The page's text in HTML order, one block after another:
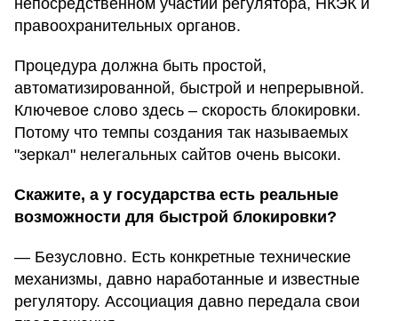
правоохранительных органов.
Процедура должна быть простой,
автоматизированной, быстрой и непрерывной.
Ключевое слово здесь – скорость блокировки.
Потому что темпы создания так называемых
"зеркал" нелегальных сайтов очень высоки.
Скажите, а у государства есть реальные
возможности для быстрой блокировки?
— Безусловно. Есть конкретные технические
механизмы, давно наработанные и известные
регулятору. Ассоциация давно передала свои